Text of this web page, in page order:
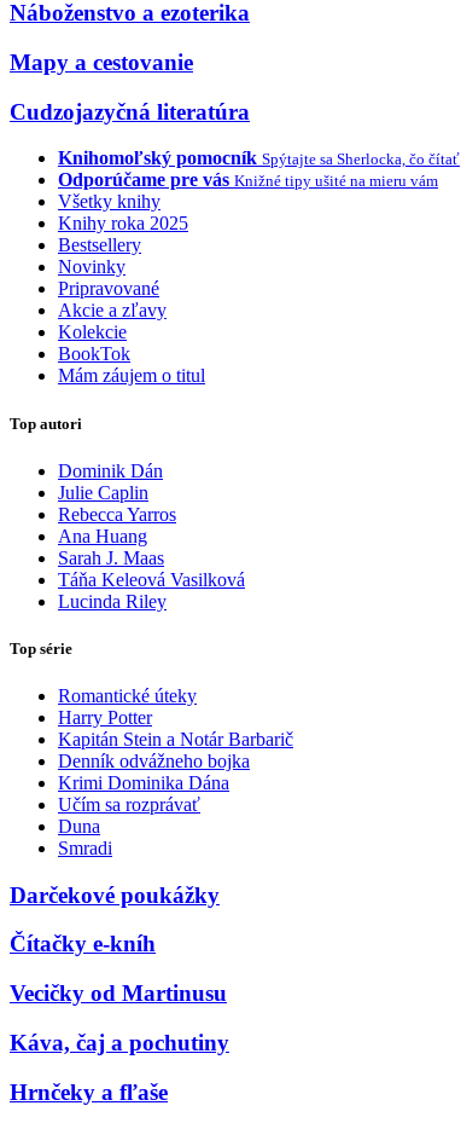
Náboženstvo a ezoterika
Mapy a cestovanie
Cudzojazyčná literatúra
Knihomoľský pomocník Spýtajte sa Sherlocka, čo čítať
Odporúčame pre vás Knižné tipy ušité na mieru vám
Všetky knihy
Knihy roka 2025
Bestsellery
Novinky
Pripravované
Akcie a zľavy
Kolekcie
BookTok
Mám záujem o titul
Top autori
Dominik Dán
Julie Caplin
Rebecca Yarros
Ana Huang
Sarah J. Maas
Táňa Keleová Vasilková
Lucinda Riley
Top série
Romantické úteky
Harry Potter
Kapitán Stein a Notár Barbarič
Denník odvážneho bojka
Krimi Dominika Dána
Učím sa rozprávať
Duna
Smradi
Darčekové poukážky
Čítačky e-kníh
Vecičky od Martinusu
Káva, čaj a pochutiny
Hrnčeky a fľaše